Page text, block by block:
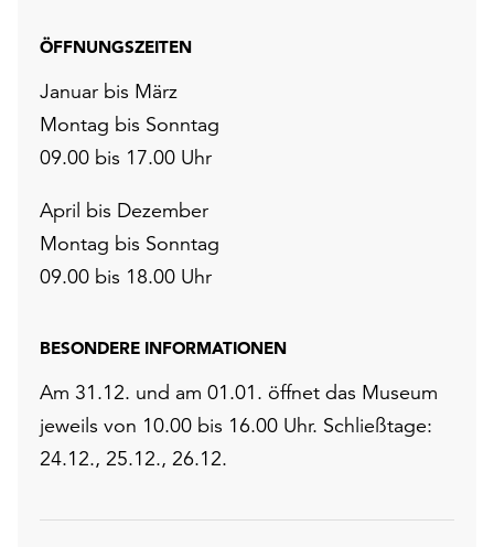
ÖFFNUNGSZEITEN
Januar bis März
Montag bis Sonntag
09.00 bis 17.00 Uhr
April bis Dezember
Montag bis Sonntag
09.00 bis 18.00 Uhr
BESONDERE INFORMATIONEN
Am 31.12. und am 01.01. öffnet das Museum
jeweils von 10.00 bis 16.00 Uhr. Schließtage:
24.12., 25.12., 26.12.